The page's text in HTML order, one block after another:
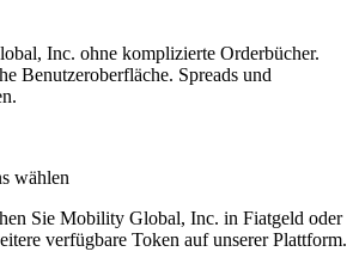
Inc. ohne komplizierte Orderbücher.
Benutzeroberfläche. Spreads und
wählen
Sie Mobility Global, Inc. in Fiatgeld oder
verfügbare Token auf unserer Plattform.